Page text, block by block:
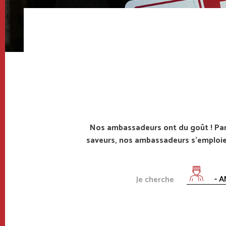
Nos ambassadeurs ont du goût !
saveurs, nos ambassadeurs
Je cherche -